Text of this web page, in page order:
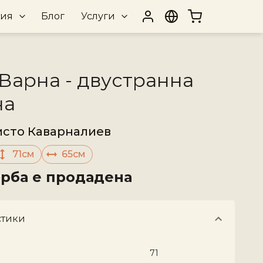
Блог Услуги
- двустранна
Каварналиев
71см 65см
е продадена
71